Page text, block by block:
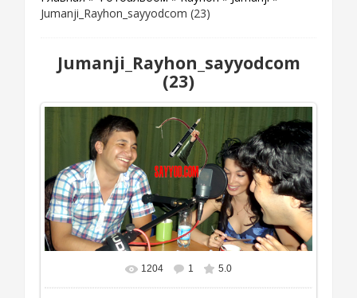
Jumanji_Rayhon_sayyodcom (23)
Jumanji_Rayhon_sayyodcom
(23)
1204 1 5.0